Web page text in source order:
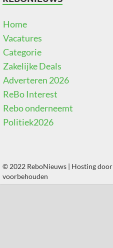
Home
Vacatures
Categorie
Zakelijke Deals
Adverteren 2026
ReBo Interest
Rebo onderneemt
Politiek2026
© 2022 ReboNieuws | Hosting door
voorbehouden